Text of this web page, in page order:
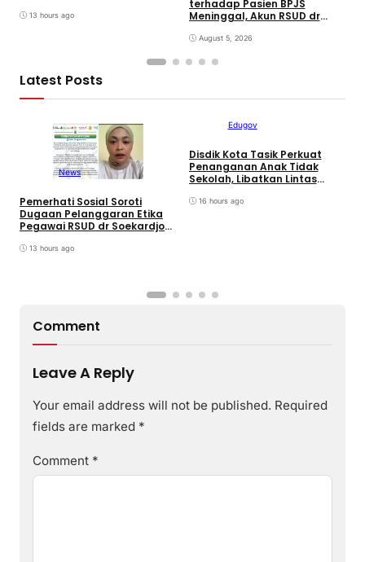
13 hours ago
terhadap Pasien BPJS
Meninggal, Akun RSUD dr
Diserbu Netizen
August 5, 2026
Latest Posts
News
Pemerhati Sosial Soroti
Dugaan Pelanggaran Etika
Pegawai RSUD dr Soekardjo
13 hours ago
Edugov
Disdik Kota Tasik Perkuat
Penanganan Anak Tidak
Sekolah, Libatkan Lintas
Muhammadiyah. Wali Kota
16 hours ago
Comment
Leave A Reply
Your email address will not be published. Required
fields are marked *
Comment *